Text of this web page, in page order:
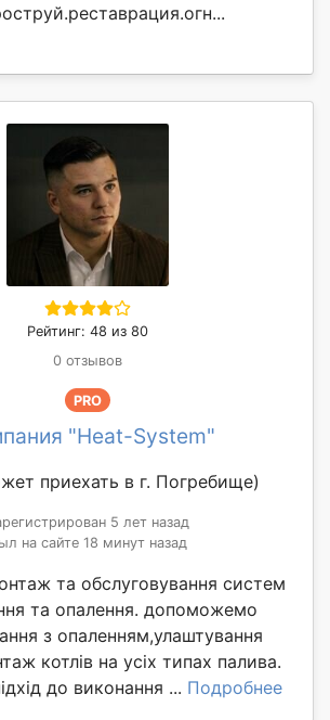
Рейтинг: 48 из 80
0 отзывов
PRO
"Heat-System"
приехать в г. Погребище)
5 лет назад
на сайте 18 минут назад
та обслуговування систем
та опалення. допоможемо
з опаленням,улаштування
котлів на усіх типах палива.
до виконання ... Подробнее